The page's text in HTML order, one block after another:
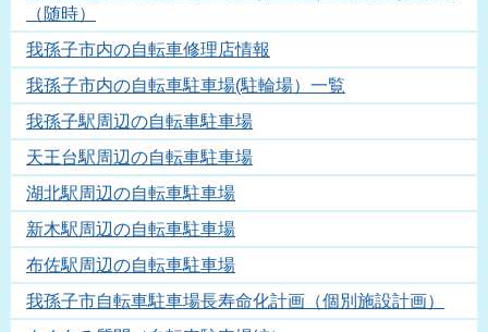
（随時）
我孫子市内の自転車修理店情報
我孫子市内の自転車駐車場(駐輪場）一覧
我孫子駅周辺の自転車駐車場
天王台駅周辺の自転車駐車場
湖北駅周辺の自転車駐車場
新木駅周辺の自転車駐車場
布佐駅周辺の自転車駐車場
我孫子市自転車駐車場長寿命化計画（個別施設計画）